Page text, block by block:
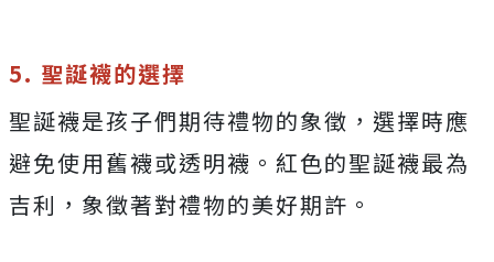
5. 聖誕襪的選擇
聖誕襪是孩子們期待禮物的象徵，選擇時應
避免使用舊襪或透明襪。紅色的聖誕襪最為
吉利，象徵著對禮物的美好期許。